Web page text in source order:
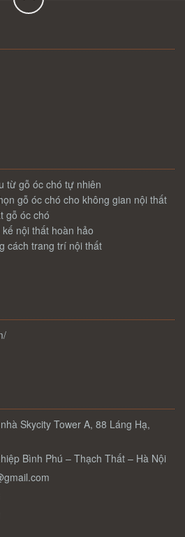
từ gỗ óc chó tự nhiên
gỗ óc chó cho không gian nội thất
gỗ óc chó
nội thất hoàn hảo
cách trang trí nội thất
Skycity Tower A, 88 Láng Hạ,
Bình Phú – Thạch Thất – Hà Nội